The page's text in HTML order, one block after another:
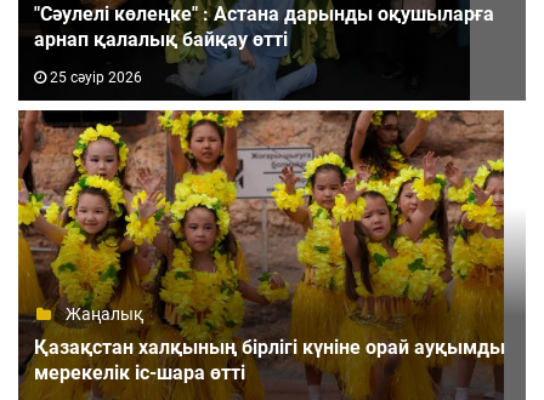
"Сәулелі көлеңке" : Астана дарынды оқушыларға
арнап қалалық байқау өтті
25 сәуір 2026
Жаңалық
Қазақстан халқының бірлігі күніне орай ауқымды
мерекелік іс-шара өтті